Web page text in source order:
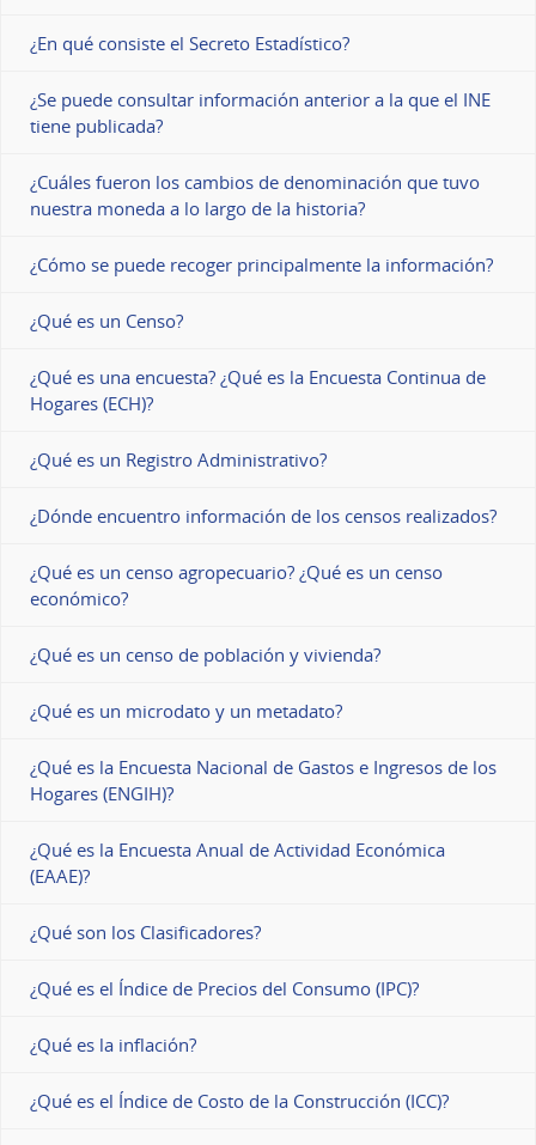
¿En qué consiste el Secreto Estadístico?
¿Se puede consultar información anterior a la que el INE
tiene publicada?
¿Cuáles fueron los cambios de denominación que tuvo
nuestra moneda a lo largo de la historia?
¿Cómo se puede recoger principalmente la información?
¿Qué es un Censo?
¿Qué es una encuesta? ¿Qué es la Encuesta Continua de
Hogares (ECH)?
¿Qué es un Registro Administrativo?
¿Dónde encuentro información de los censos realizados?
¿Qué es un censo agropecuario? ¿Qué es un censo
económico?
¿Qué es un censo de población y vivienda?
¿Qué es un microdato y un metadato?
¿Qué es la Encuesta Nacional de Gastos e Ingresos de los
Hogares (ENGIH)?
¿Qué es la Encuesta Anual de Actividad Económica
(EAAE)?
¿Qué son los Clasificadores?
¿Qué es el Índice de Precios del Consumo (IPC)?
¿Qué es la inflación?
¿Qué es el Índice de Costo de la Construcción (ICC)?